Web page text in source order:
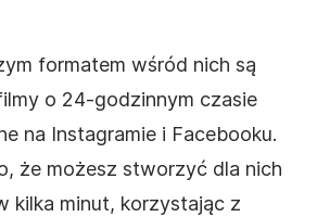
formatem wśród nich są
o 24-godzinnym czasie
na Instagramie i Facebooku.
że możesz stworzyć dla nich
kilka minut, korzystając z